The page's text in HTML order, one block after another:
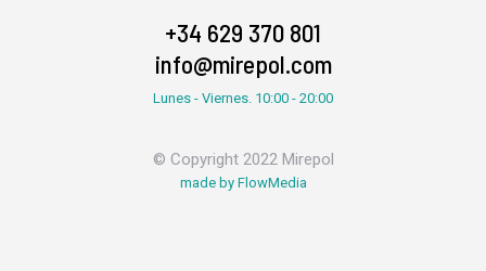
+34 629 370 801
info@mirepol.com
Lunes - Viernes. 10:00 - 20:00
© Copyright 2022 Mirepol
made by FlowMedia